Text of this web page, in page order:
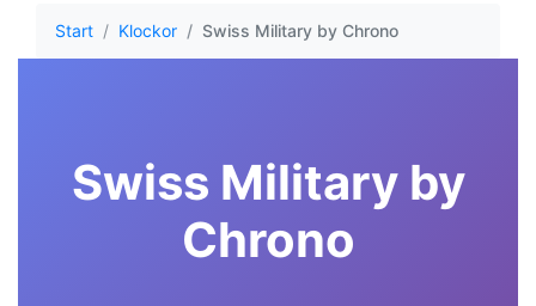
Start Klockor Swiss Military by Chrono
Swiss Military by
Chrono